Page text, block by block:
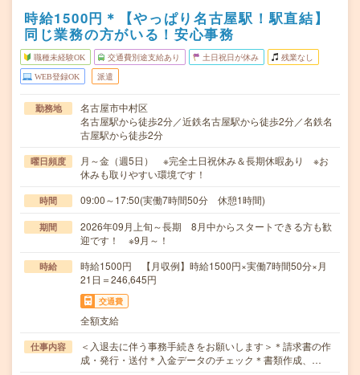
時給1500円＊【やっぱり名古屋駅！駅直結】
同じ業務の方がいる！安心事務
職種未経験OK 交通費別途支給あり 土日祝日が休み 残業なし
WEB登録OK 派遣
勤務地
名古屋市中村区
名古屋駅から徒歩2分／近鉄名古屋駅から徒歩2分／名鉄名
古屋駅から徒歩2分
曜日頻度
月～金（週5日） ※完全土日祝休み＆長期休暇あり ※お
休みも取りやすい環境です！
時間 09:00～17:50(実働7時間50分 休憩1時間)
期間
2026年09月上旬～長期 8月中からスタートできる方も歓
迎です！ ※9月～！
時給
時給1500円 【月収例】時給1500円×実働7時間50分×月
21日＝246,645円
交通費
全額支給
仕事内容
＜入退去に伴う事務手続きをお願いします＞＊請求書の作
成・発行・送付＊入金データのチェック＊書類作成、…